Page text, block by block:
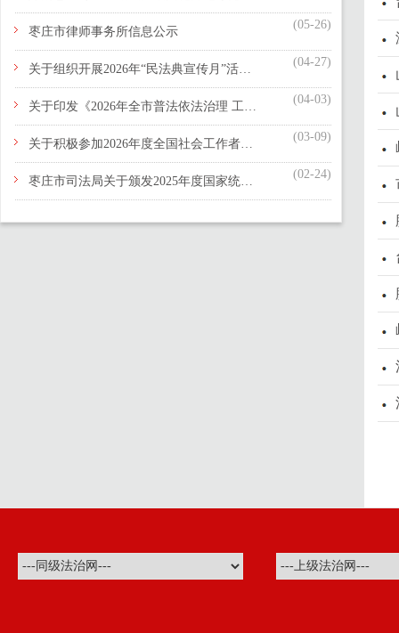
枣庄市律师事务所信息公示
(05-26)
关于组织开展2026年“民法典宣传月”活动的通知
(04-27)
关于印发《2026年全市普法依法治理 工作要点》的通知
(04-03)
关于积极参加2026年度全国社会工作者职业资格考试的倡议书
(03-09)
枣庄市司法局关于颁发2025年度国家统一法律职业资格证书的公告
(02-24)